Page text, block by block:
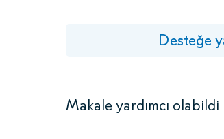
Desteğe
Makale yardımcı olabildi